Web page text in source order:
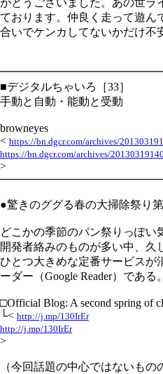
ております。仲良く走って遊ん
合いでケンカしてないかだけ不
■デジタルちゃいろ［33］
手動と自動・能動と受動
browneyes
< https://bn.dgcr.com/archives/
https://bn.dgcr.com/archives/
>
●驚きのググる春の大掃除祭り
どこかの季節のパン祭りっぽい
開発者絡みのものが多い中、久
ひとつ大きめな定番サービスが
ーダー（Google Reader）である。
□Official Blog: A second spring of
└< http://j.mp/130IrEr
http://j.mp/130IrEr
>
（今回話題の中心ではないも